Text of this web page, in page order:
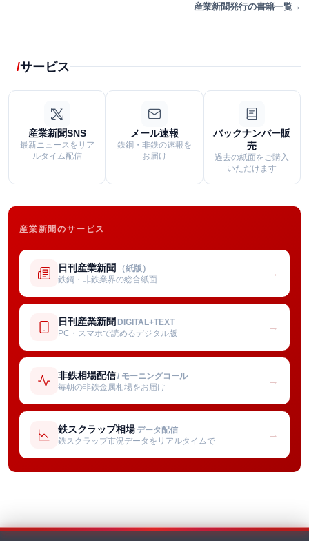
産業新聞発行の書籍一覧
サービス
産業新聞SNS
最新ニュースをリア
ルタイム配信
メール速報
鉄鋼・非鉄の速報を
お届け
バックナンバー販
売
過去の紙面をご購入
いただけます
産業新聞のサービス
日刊産業新聞 （紙版）
鉄鋼・非鉄業界の総合紙面
→
日刊産業新聞 DIGITAL+TEXT
PC・スマホで読めるデジタル版
→
非鉄相場配信/ モーニングコール
毎朝の非鉄金属相場をお届け
→
鉄スクラップ相場 データ配信
鉄スクラップ市況データをリアルタイムで
→